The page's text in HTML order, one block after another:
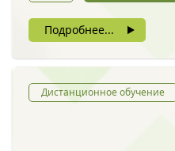
Подробнее...
Дистанционное обучение